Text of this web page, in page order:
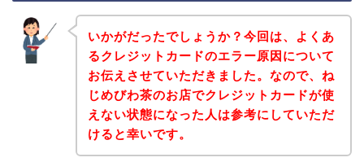
いかがだったでしょうか？今回は、よくあ
るクレジットカードのエラー原因について
お伝えさせていただきました。なので、ね
じめびわ茶のお店でクレジットカードが使
えない状態になった人は参考にしていただ
けると幸いです。